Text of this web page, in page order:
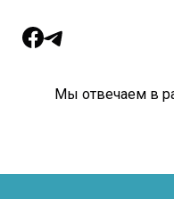
Мы отвечаем в